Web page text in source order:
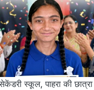
स्कूल, पाहरा की